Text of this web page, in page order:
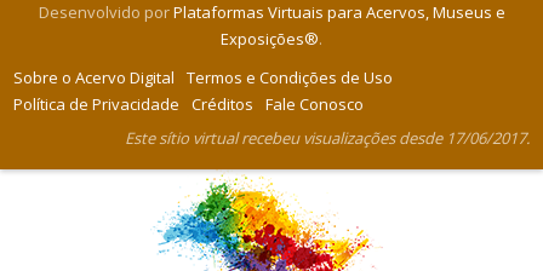
Desenvolvido porPlataformas Virtuais para Acervos, Museus e
Exposições®.
Sobre o Acervo Digital
Termos e Condições de Uso
Política de Privacidade
Créditos
Fale Conosco
Este sítio virtual recebeu visualizações desde 17/06/2017.